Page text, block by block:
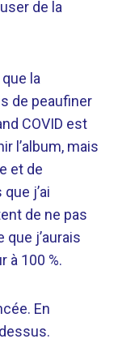
de la
la
de peaufiner
COVID est
l’album, mais
et de
j’ai
de ne pas
que j’aurais
à 100 %.
En